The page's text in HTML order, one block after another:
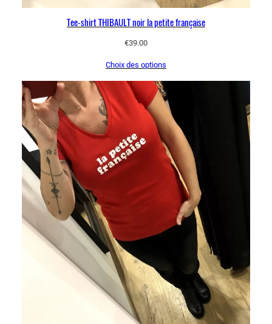
Tee-shirt THIBAULT noir la petite française
€39.00
Choix des options